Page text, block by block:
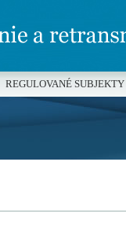
REGULOVANÉ SUBJEKTY